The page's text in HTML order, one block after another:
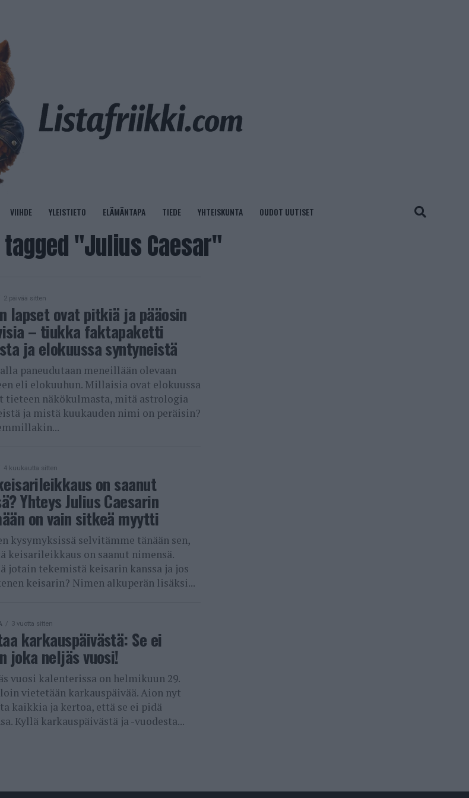
VIIHDE YLEISTIETO ELÄMÄNTAPA TIEDE YHTEISKUNTA OUDOT UUTISET
"Julius Caesar"
2 päivää sitten
lapset ovat pitkiä ja pääosin
– tiukka faktapaketti
ja elokuussa syntyneistä
paneudutaan meneillään olevaan
eli elokuuhun. Millaisia ovat elokuussa
tieteen näkökulmasta, mitä astrologia
ja mistä kuukauden nimi on peräisin?
4 kuukautta sitten
on saanut
Yhteys Julius Caesarin
on vain sitkeä myytti
kysymyksissä selvitämme tänään sen,
keisarileikkaus on saanut nimensä.
jotain tekemistä keisarin kanssa ja jos
keisarin? Nimen alkuperän lisäksi...
3 vuotta sitten
karkauspäivästä: Se ei
joka neljäs vuosi!
vuosi kalenterissa on helmikuun 29.
vietetään karkauspäivää. Aion nyt
kaikkia ja kertoa, että se ei pidä
Kyllä karkauspäivästä ja -vuodesta...